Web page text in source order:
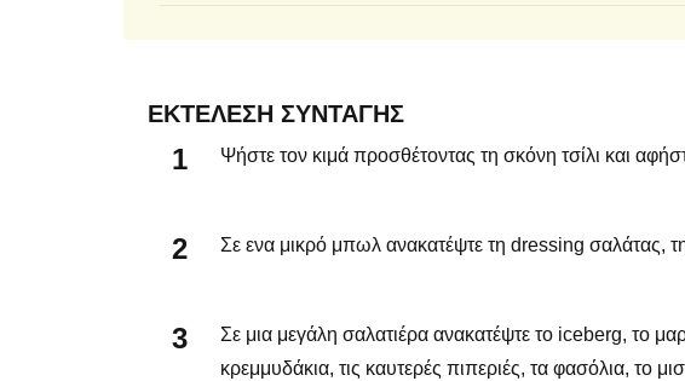
ΕΚΤΈΛΕΣΗ ΣΥΝΤΑΓΉΣ
Ψήστε τον κιμά προσθέτοντας τη σκόνη τσίλι και
Σε ενα μικρό μπωλ ανακατέψτε τη dressing σαλάτας,
Σε μια μεγάλη σαλατιέρα ανακατέψτε το iceberg, το
κρεμμυδάκια, τις καυτερές πιπεριές, τα φασόλια, το